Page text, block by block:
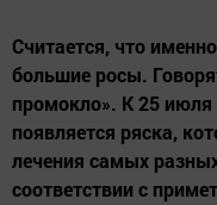
Считается, что
большие росы.
промокло». К 25 июля
появляется ряска,
лечения самых
соответствии с